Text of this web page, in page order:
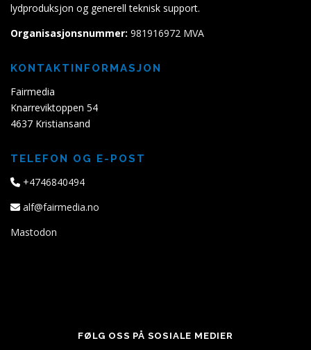
lydproduksjon og generell teknisk support.
Organisasjonsnummer: 981916972 MVA
KONTAKTINFORMASJON
Fairmedia
Knarreviktoppen 54
4637 Kristiansand
TELEFON OG E-POST
+4746840494
alf@fairmedia.no
Mastodon
FØLG OSS PÅ SOSIALE MEDIER